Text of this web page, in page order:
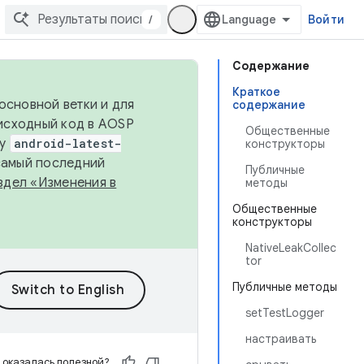
/ Войти
Содержание
Краткое
содержание
Общественные
конструкторы
Публичные
методы
Общественные
конструкторы
NativeLeakCollec
tor
Публичные методы
setTestLogger
настраивать
ветки и для
код в AOSP
android-latest-
последний
«Изменения в